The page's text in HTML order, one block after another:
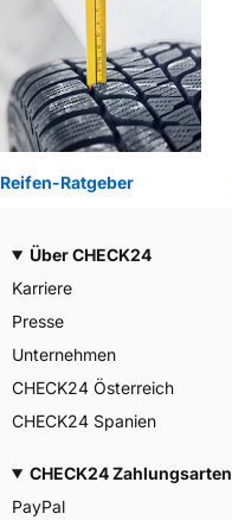
Reifen-Ratgeber
Über CHECK24
Karriere
Presse
Unternehmen
CHECK24 Österreich
CHECK24 Spanien
CHECK24 Zahlungsarten
PayPal